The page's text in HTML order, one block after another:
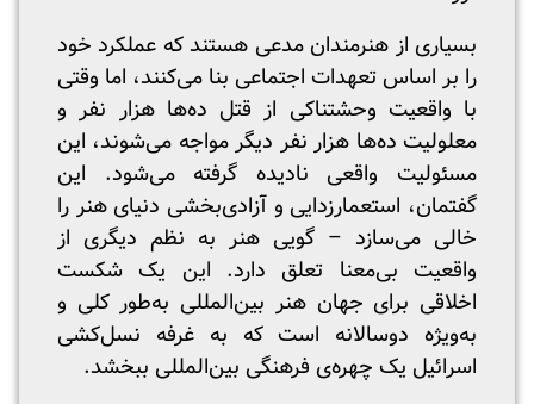
بسیاری از هنرمندان مدعی هستند که عملکرد خود
را بر اساس تعهدات اجتماعی بنا می‌کنند، اما وقتی
با واقعیت وحشتناکی از قتل ده‌ها هزار نفر و
معلولیت ده‌ها هزار نفر دیگر مواجه می‌شوند، این
مسئولیت واقعی نادیده گرفته می‌شود. این
گفتمان، استعمارزدایی و آزادی‌بخشی دنیای هنر را
خالی می‌سازد – گویی هنر به نظم دیگری از
واقعیت بی‌معنا تعلق دارد. این یک شکست
اخلاقی برای جهان هنر بین‌المللی به‌طور کلی و
به‌ویژه دوسالانه است که به غرفه نسل‌کشی
اسرائیل یک چهره‌ی فرهنگی بین‌المللی ببخشد.